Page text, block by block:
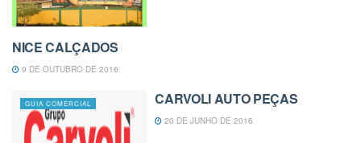
GUIA COMERCIAL
NICE CALÇADOS
9 DE OUTUBRO DE 2016
GUIA COMERCIAL CARVOLI AUTO PEÇAS
20 DE JUNHO DE 2016